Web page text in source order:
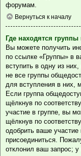
форумам.
Вернуться к началу
Где находятся
Вы можете получить
по ссылке «Группы» в
вступить в одну из
не все группы
для вступления в них,
Если группа
щёлкнув по
участие в группе, вы
щёлкнув по
одобрить ваше
присоединиться.
отклонил ваш запрос; у